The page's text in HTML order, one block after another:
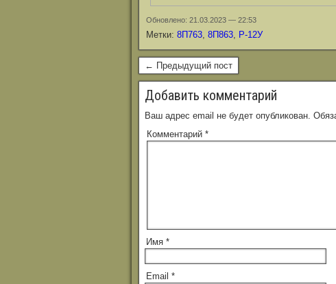
Обновлено: 21.03.2023 — 22:53
Метки: 8П763, 8П863, Р-12У
← Предыдущий пост
Добавить комментарий
Ваш адрес email не будет опубликован.
Комментарий *
Имя *
Email *